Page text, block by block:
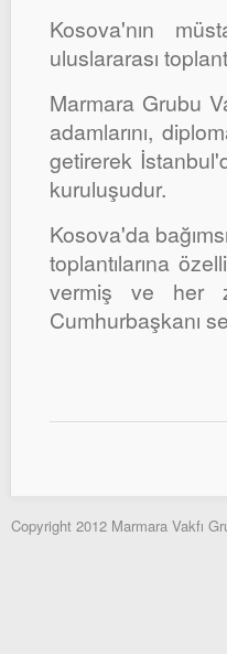
Kosova'nın
uluslararası
Marmara Grubu
adamlarını,
getirerek
kuruluşudur.
Kosova'da
toplantılarına
vermiş ve her
Cumhurbaşkanı
Copyright 2012 Marmara Vakfı